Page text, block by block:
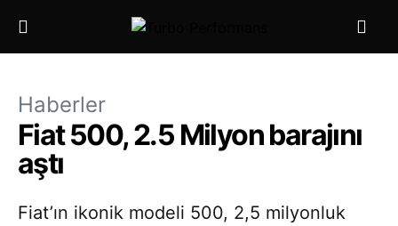
Haberler
Fiat 500, 2.5 Milyon barajını
aştı
Fiat’ın ikonik modeli 500, 2,5 milyonluk